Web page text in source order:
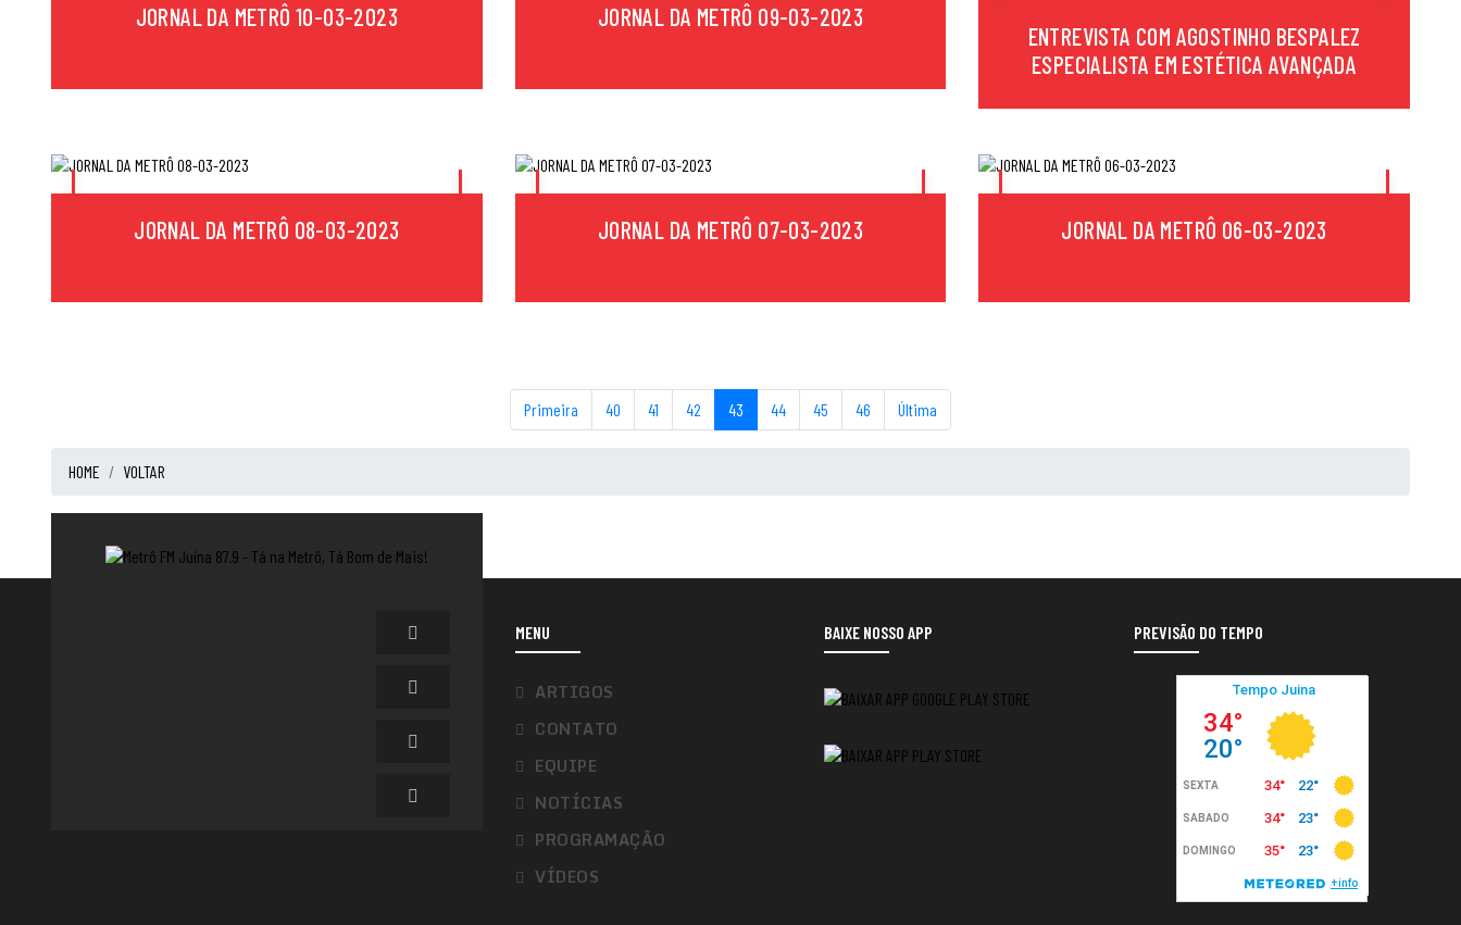
JORNAL DA METRÔ 10-03-2023 JORNAL DA METRÔ 09-03-2023
ENTREVISTA COM AGOSTINHO BESPALEZ
ESPECIALISTA EM ESTÉTICA AVANÇADA
JORNAL DA METRÔ 08-03-2023 JORNAL DA METRÔ 07-03-2023 JORNAL DA METRÔ 06-03-2023
Primeira 40 41 42 43 44 45 46 Última
HOME VOLTAR
MENU
ARTIGOS
CONTATO
EQUIPE
NOTÍCIAS
PROGRAMAÇÃO
VÍDEOS
BAIXE NOSSO APP PREVISÃO DO TEMPO